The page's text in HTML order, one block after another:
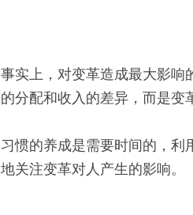
事实上，对变革造成最大影响
的分配和收入的差异，而是变
习惯的养成是需要时间的，利
地关注变革对人产生的影响。